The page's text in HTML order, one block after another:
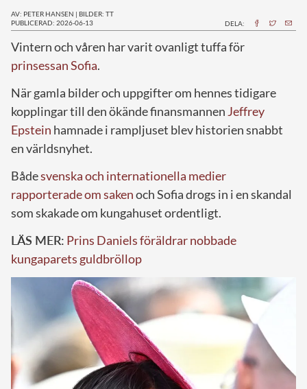
AV: PETER HANSEN | BILDER: TT
PUBLICERAD: 2026-06-13
DELA:
Vintern och våren har varit ovanligt tuffa för
prinsessan Sofia.
När gamla bilder och uppgifter om hennes tidigare
kopplingar till den ökände finansmannen Jeffrey
Epstein hamnade i rampljuset blev historien snabbt
en världsnyhet.
Bådesvenska och internationella medier
rapporterade om sakenoch Sofia drogs in i en skandal
som skakade om kungahuset ordentligt.
LÄS MER: Prins Daniels föräldrar nobbade
kungaparets guldbröllop